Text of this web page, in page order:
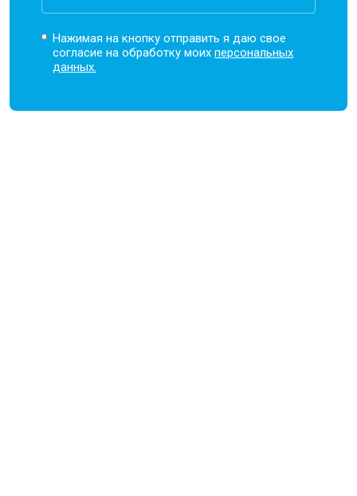
Нажимая на кнопку отправить я даю свое
согласие на обработку моихперсональных
данных.